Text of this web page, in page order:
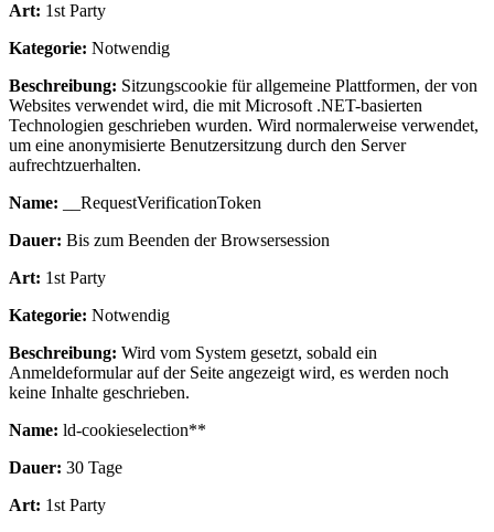
Art: 1st Party
Kategorie: Notwendig
Beschreibung: Sitzungscookie für allgemeine Plattformen, der von
Websites verwendet wird, die mit Microsoft .NET-basierten
Technologien geschrieben wurden. Wird normalerweise verwendet,
um eine anonymisierte Benutzersitzung durch den Server
aufrechtzuerhalten.
Name: __RequestVerificationToken
Dauer: Bis zum Beenden der Browsersession
Art: 1st Party
Kategorie: Notwendig
Beschreibung: Wird vom System gesetzt, sobald ein
Anmeldeformular auf der Seite angezeigt wird, es werden noch
keine Inhalte geschrieben.
Name: ld-cookieselection**
Dauer: 30 Tage
Art: 1st Party